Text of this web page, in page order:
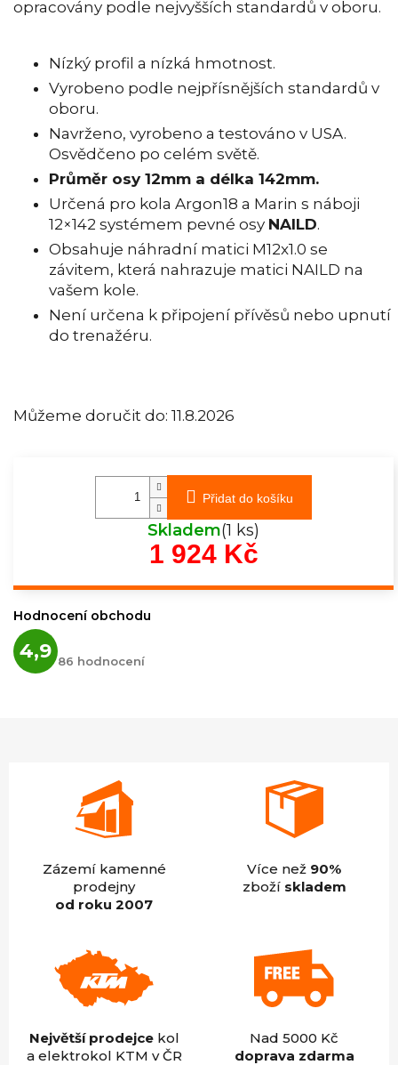
Můžeme doručit do: 11.8.2026
opracovány podle nejvyšších standardů v oboru.
Nízký profil a nízká hmotnost.
Vyrobeno podle nejpřísnějších standardů v
oboru.
Navrženo, vyrobeno a testováno v USA.
Osvědčeno po celém světě.
Průměr osy 12mm a délka 142mm.
Určená pro kola Argon18 a Marin s náboji
12×142 systémem pevné osy NAILD.
Obsahuje náhradní matici M12x1.0 se
závitem, která nahrazuje matici NAILD na
vašem kole.
Není určena k připojení přívěsů nebo upnutí
do trenažéru.
Přidat do košíku
Skladem(1 ks)
1 924 KčMěrná
Hodnocení obchodu
4,9 hodnocení
obchodu
86 hodnocení
Zázemí kamenné
prodejny
od roku 2007
Více než 90%
zboží skladem
Největší prodejcekol
a elektrokol KTM v ČR
Nad 5000 Kč
doprava zdarma